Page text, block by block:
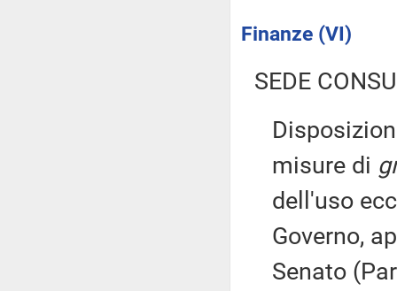
Finanze (VI)
SEDE
misure di
dell'uso
Governo,
Senato